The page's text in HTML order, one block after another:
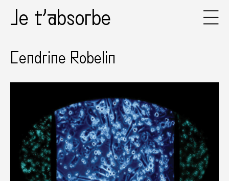
Je t’absorbe
Cendrine Robelin